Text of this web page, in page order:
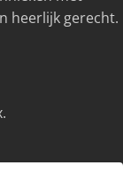
heerlijk gerecht.